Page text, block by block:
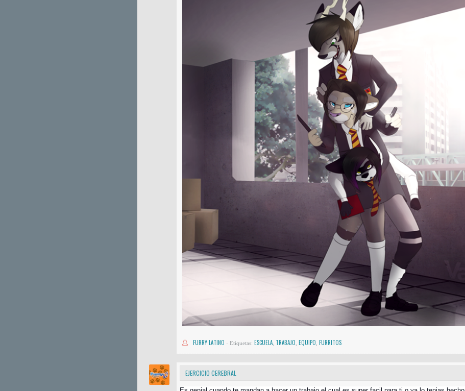
FURRY LATINO · Etiquetas: ESCUELA, TRABAJO EQUIPO FURRITOS
EJERCICIO CEREBRAL